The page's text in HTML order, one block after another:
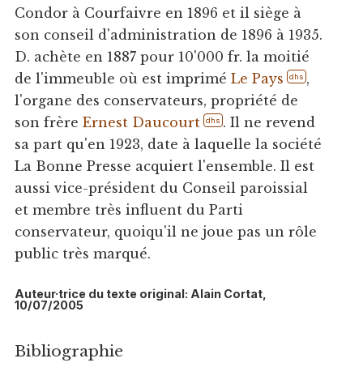
Condor à Courfaivre en 1896 et il siège à
son conseil d'administration de 1896 à 1935.
D. achète en 1887 pour 10'000 fr. la moitié
de l'immeuble où est imprimé Le Pays dhs ,
l'organe des conservateurs, propriété de
son frère Ernest Daucourt dhs . Il ne revend
sa part qu'en 1923, date à laquelle la société
La Bonne Presse acquiert l'ensemble. Il est
aussi vice-président du Conseil paroissial
et membre très influent du Parti
conservateur, quoiqu'il ne joue pas un rôle
public très marqué.
Auteur·trice du texte original: Alain Cortat,
10/07/2005
Bibliographie